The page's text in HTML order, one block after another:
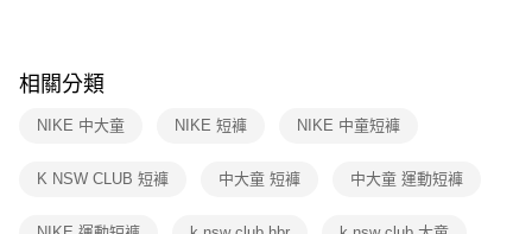
※ 交易是否成功請以「AFTEE先享後付 」之結帳頁面顯示為準，若有關於
是否繳費成功／繳費後需取消欲退款等相關疑問，請聯繫「AFTEE先享後付
客戶支援中心」
https://netprotections.freshdesk.com/support/home
１．透過由恩沛科技股份有限公司提供之「AFTEE先享後付」服務完成之交
權轉讓予恩沛科技股份有限公司。
相關分類
NIKE 中大童 NIKE 短褲 NIKE 中童短褲
K NSW CLUB 短褲 中大童 短褲 中大童 運動短褲